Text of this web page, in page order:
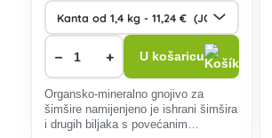
− + U košaricu
Organsko-mineralno gnojivo za
šimšire namijenjeno je ishrani šimšira
i drugih biljaka s povećanim